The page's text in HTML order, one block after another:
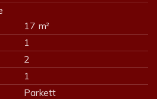
17 m²
1
2
1
Parkett